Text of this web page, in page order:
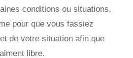
conditions ou situations.
pour que vous fassiez
de votre situation afin que
libre.